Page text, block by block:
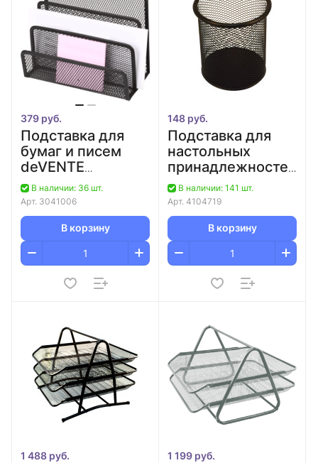
379 руб.
Подставка для
бумаг и писем
deVENTE
черная/36
В наличии: 36 шт.
Арт. 3041006
В корзину
148 руб.
Подставка для
настольных
принадлежностей
металлическая
черная
deVENTE/12/48
В наличии: 141 шт.
Арт. 4104719
В корзину
1 488 руб. 1 199 руб.